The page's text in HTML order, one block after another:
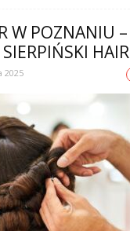
W POZNANIU –
HAIR
2025